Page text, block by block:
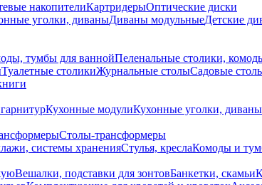
накопителиКартридерыОптические диски
уголки, диваныДиваны модульныеДетские
тумбы для ваннойПеленальные столики,
Туалетные столикиЖурнальные столыСадовые
Кухонные модулиКухонные уголки, диваны
Столы-трансформеры
системы храненияСтулья, креслаКомоды и
Вешалки, подставки для зонтовБанкетки, скамьи